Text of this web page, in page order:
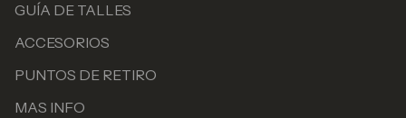
GUÍA DE TALLES
ACCESORIOS
PUNTOS DE RETIRO
MAS INFO